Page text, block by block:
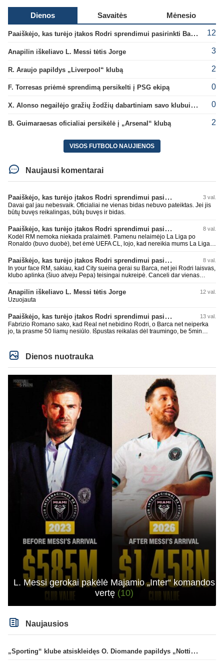
Dienos Savaitės Mėnesio
Paaiškėjo, kas turėjo įtakos Rodri sprendimui pasirinkti Barselonos pusę 12
Anapilin iškeliavo L. Messi tėtis Jorge 3
R. Araujo papildys „Liverpool“ klubą 2
F. Torresas priėmė sprendimą persikelti į PSG ekipą 0
X. Alonso negailėjo gražių žodžių dabartiniam savo klubui „Chelsea“ 0
B. Guimaraesas oficialiai persikėlė į „Arsenal“ klubą 2
VISOS FUTBOLO NAUJIENOS
Naujausi komentarai
Paaiškėjo, kas turėjo įtakos Rodri sprendimui pasirinkti Barselonos pusę 3 val.
Davai gal jau nebesvaik. Oficialiai ne vienas bidas nebuvo pateiktas. Jei jis
būtų buvęs reikalingas, būtų buvęs ir bidas.
Paaiškėjo, kas turėjo įtakos Rodri sprendimui pasirinkti Barselonos pusę 8 val.
Kodėl RM nemoka niekada pralaimėti. Pamenu nelaimėjo La Liga po
Ronaldo (buvo duobė), bet ėmė UEFA CL, lojo, kad nereikia mums La Liga,
laimėti La Liga. Dabar vėl gavo nuo Barcos ir Rodri ateina ne pas juos, vėl
nereikia mums jo, senas ir t.t. Gal davai vyriškai priimkit tuos pralaimėjimus
be kvailų nereikia, nenorim ir t.t.
Paaiškėjo, kas turėjo įtakos Rodri sprendimui pasirinkti Barselonos pusę 8 val.
In your face RM, sakiau, kad City sueina gerai su Barca, net jei Rodri laisvas,
klubo aplinka (šiuo atveju Pepa) teisingai nukreipė. Canceli dar vienas
Super
Anapilin iškeliavo L. Messi tėtis Jorge 12 val.
Uzuojauta
Paaiškėjo, kas turėjo įtakos Rodri sprendimui pasirinkti Barselonos pusę 13 val.
Fabrizio Romano sako, kad Real net nebidino Rodri, o Barca net neiperka
jo, ta prasme 50 liamų nesiūlo. Išpustas reikalas dėl traumingo, be 5min
Dienos nuotrauka
L. Messi gerokai pakėlė Majamio „Inter“ komandos
vertę (10)
Naujausios
„Sporting“ klube atsiskleidęs O. Diomande papildys „Nottingham“ gretas